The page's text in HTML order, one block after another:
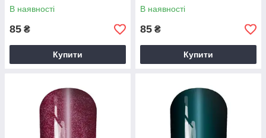
В наявності
85 ₴
Купити
В наявності
85 ₴
Купити